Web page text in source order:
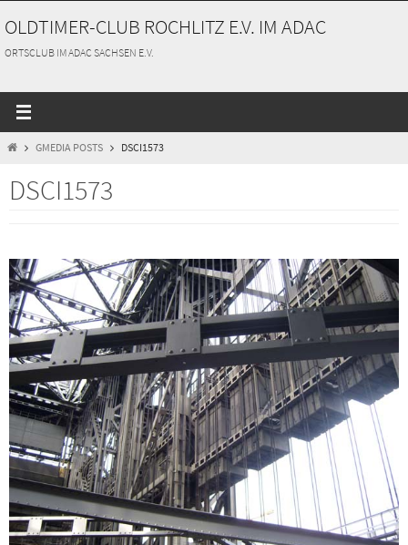
Inhalt
springen
OLDTIMER-CLUB ROCHLITZ E.V. IM ADAC
ORTSCLUB IM ADAC SACHSEN E.V.
STARTGMEDIA POSTS DSCI1573
DSCI1573